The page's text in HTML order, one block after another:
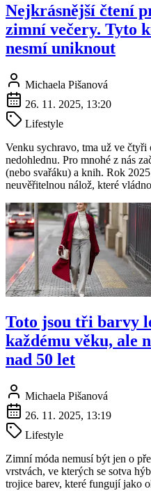
Nejkrásnější čtení
zimní večery. Tyto
nesmí uniknout
Michaela Pišanová
26. 11. 2025, 13:20
Lifestyle
Venku sychravo, tma už ve
nedohlednu. Pro mnohé z nás
(nebo svařáku) a knih. Rok
neuvěřitelnou nálož, které
Toto jsou tři barvy
každému věku, ale
nad 50 let
Michaela Pišanová
26. 11. 2025, 13:19
Lifestyle
Zimní móda nemusí být jen o
vrstvách, ve kterých se sotva
trojice barev, které fungují jako